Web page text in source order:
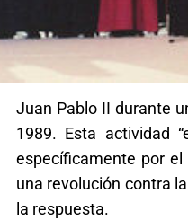
Juan Pablo II durante
1989. Esta actividad
específicamente por
una revolución contra
la respuesta.